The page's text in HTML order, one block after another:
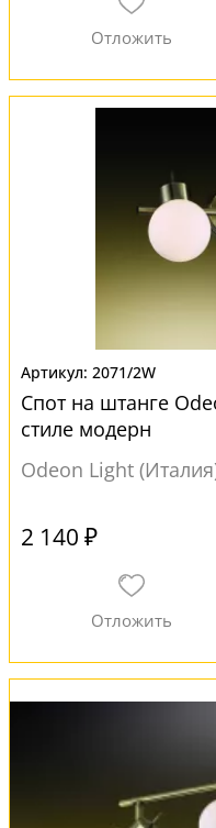
2071/2W
Спот на штанге
стиле модерн
Odeon Light
2 140 ₽